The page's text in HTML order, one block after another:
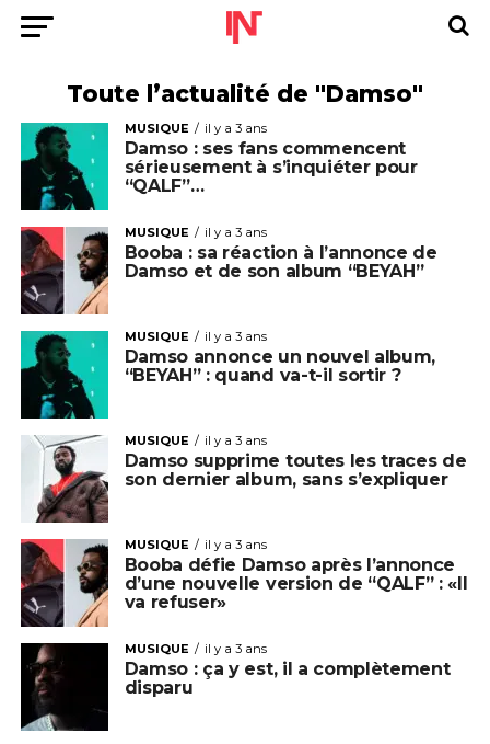
Toute l’actualité de "Damso"
MUSIQUE il y a 3 ans
Damso : ses fans commencent
sérieusement à s’inquiéter pour
“QALF”…
MUSIQUE il y a 3 ans
Booba : sa réaction à l’annonce de
Damso et de son album “BEYAH”
MUSIQUE il y a 3 ans
Damso annonce un nouvel album,
“BEYAH” : quand va-t-il sortir ?
MUSIQUE il y a 3 ans
Damso supprime toutes les traces de
son dernier album, sans s’expliquer
MUSIQUE il y a 3 ans
Booba défie Damso après l’annonce
d’une nouvelle version de “QALF” : «Il
va refuser»
MUSIQUE il y a 3 ans
Damso : ça y est, il a complètement
disparu